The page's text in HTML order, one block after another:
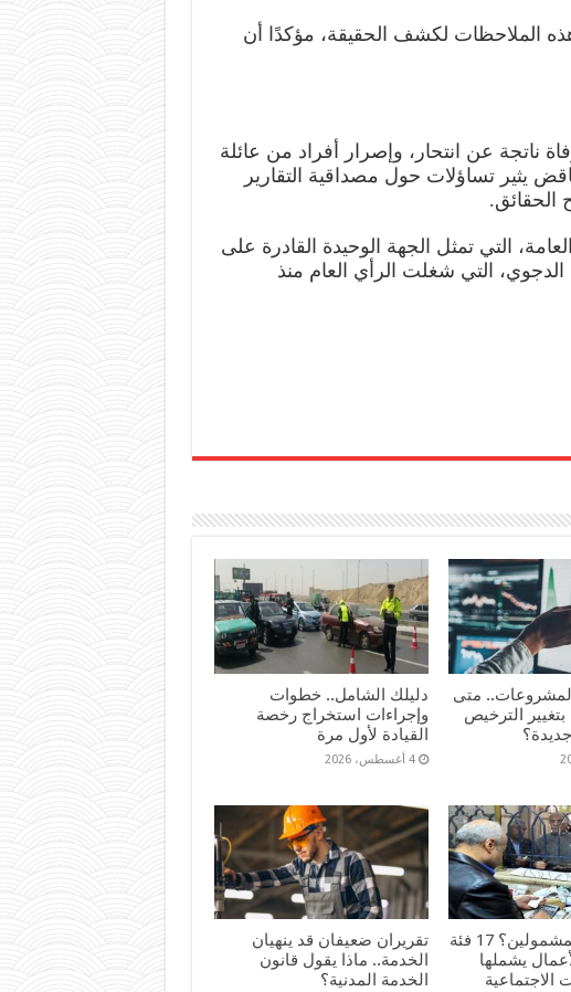
الملاحظات لكشف الحقيقة، مؤكدًا أن
ناتجة عن انتحار، وإصرار أفراد من عائلة
يثير تساؤلات حول مصداقية التقارير
الحقائق.
التي تمثل الجهة الوحيدة القادرة على
التي شغلت الرأي العام منذ
المشروعات.. متى
الترخيص
دليلك الشامل.. خطوات
وإجراءات استخراج رخصة
القيادة لأول مرة
4 أغسطس، 2026
هل أنت من المشمولين؟ 17 فئة
يشملها
الاجتماعية
تقريران ضعيفان قد ينهيان
الخدمة.. ماذا يقول قانون
الخدمة المدنية؟